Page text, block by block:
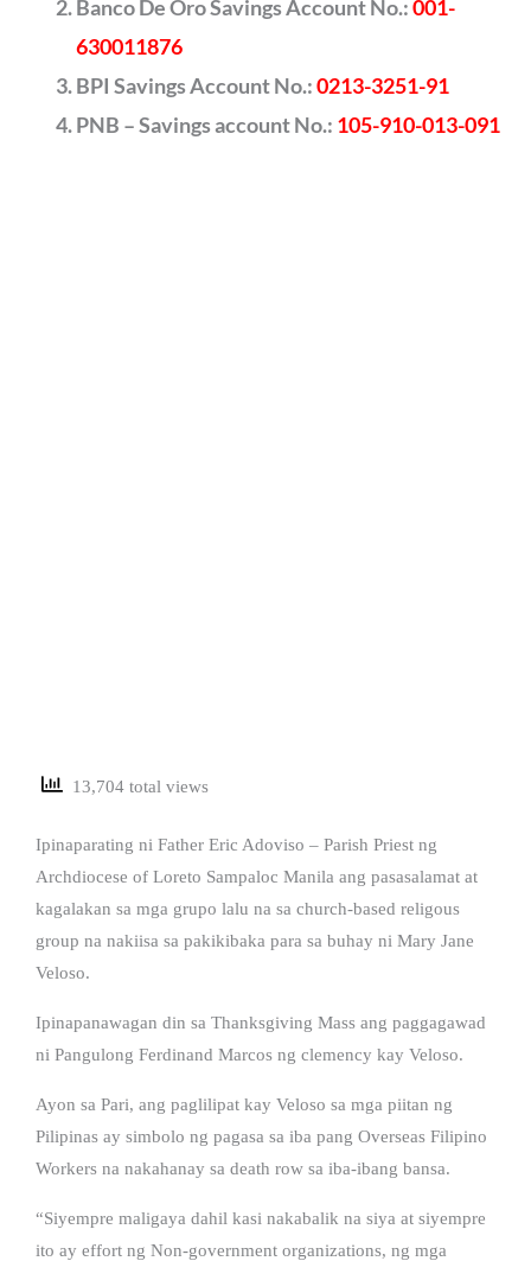
Banco De Oro Savings Account No.:001-
630011876
BPI Savings Account No.:0213-3251-91
PNB – Savings account No.: 105-910-013-091
13,704 total views
Ipinaparating ni Father Eric Adoviso – Parish Priest ng
Archdiocese of Loreto Sampaloc Manila ang pasasalamat at
kagalakan sa mga grupo lalu na sa church-based religous
group na nakiisa sa pakikibaka para sa buhay ni Mary Jane
Veloso.
Ipinapanawagan din sa Thanksgiving Mass ang paggagawad
ni Pangulong Ferdinand Marcos ng clemency kay Veloso.
Ayon sa Pari, ang paglilipat kay Veloso sa mga piitan ng
Pilipinas ay simbolo ng pagasa sa iba pang Overseas Filipino
Workers na nakahanay sa death row sa iba-ibang bansa.
“Siyempre maligaya dahil kasi nakabalik na siya at siyempre
ito ay effort ng Non-government organizations, ng mga